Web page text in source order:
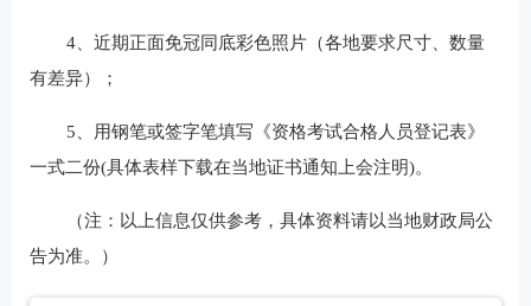
4、近期正面免冠同底彩色照片（各地要求尺寸、数量
有差异）；
5、用钢笔或签字笔填写《资格考试合格人员登记表》
一式二份(具体表样下载在当地证书通知上会注明)。
（注：以上信息仅供参考，具体资料请以当地财政局公
告为准。）